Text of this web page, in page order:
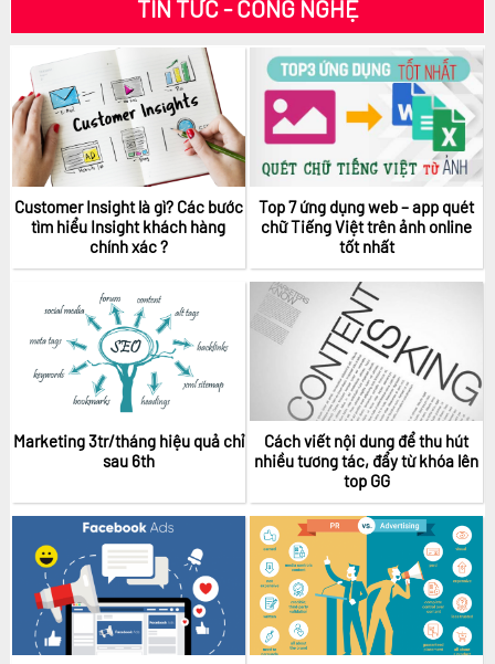
0906369617
Giá: 2.050.000 vnđ
Giá: 2.050.000 vnđ
Giá: 900.000 vnđ
Giá: 2.050.000 vnđ
Giá: 2.050.000 vnđ
TIN TỨC - CÔNG NGHỆ
Customer Insight là gì? Các bước
tìm hiểu Insight khách hàng
chính xác ?
Top 7 ứng dụng web – app quét
chữ Tiếng Việt trên ảnh online
tốt nhất
Marketing 3tr/tháng hiệu quả chỉ
sau 6th
Cách viết nội dung để thu hút
nhiều tương tác, đẩy từ khóa lên
top GG